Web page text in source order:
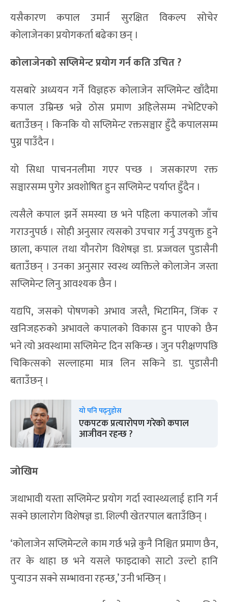
यसैकारण कपाल उमार्न सुरक्षित विकल्प सोचेर
कोलाजेनका प्रयोगकर्ता बढेका छन् ।
कोलाजेनको सप्लिमेन्ट प्रयोग गर्नकति उचित?
यसबारे अध्ययन गर्ने विज्ञहरु कोलाजेन सप्लिमेन्ट खाँदैमा
कपाल उम्रिन्छ भन्ने ठोस प्रमाण अहिलेसम्म नभेटिएको
बताउँछन् । किनकि यो सप्लिमेन्ट रक्तसञ्चार हुँदै कपालसम्म
पुग्न पाउँदैन ।
यो सिधा पाचननलीमा गएर पच्छ । जसकारण रक्त
सञ्चारसम्म पुगेर अवशोषित हुन सप्लिमेन्ट पर्याप्त हुँदैन ।
त्यसैले कपाल झर्ने समस्या छ भने पहिला कपालको जाँच
गराउनुपर्छ । सोही अनुसार त्यसको उपचार गर्नु उपयुक्त हुने
छाला, कपाल तथा यौनरोग विशेषज्ञ डा. प्रज्जवल पुडासैनी
बताउँछन् । उनका अनुसार स्वस्थ व्यक्तिले कोलाजेन जस्ता
सप्लिमेन्ट लिनु आवश्यक छैन ।
यद्यपि, जसको पोषणको अभाव जस्तै, भिटामिन, जिंक र
खनिजहरुको अभावले कपालको विकास हुन पाएको छैन
भने त्यो अवस्थामा सप्लिमेन्ट दिन सकिन्छ । जुन परीक्षणपछि
चिकित्सको सल्लाहमा मात्र लिन सकिने डा. पुडासैनी
बताउँछन् ।
यो पनि पढ्नुहोस
एकपटक प्रत्यारोपण गरेको कपाल
आजीवन रहन्छ ?
जोखिम
जथाभावी यस्ता सप्लिमेन्ट प्रयोग गर्दा स्वास्थ्यलाई हानि गर्न
सक्ने छालारोग विशेषज्ञ डा. शिल्पी खेतरपाल बताउँछिन् ।
‘कोलाजेन सप्लिमेन्टले काम गर्छ भन्ने कुनै निश्चित प्रमाण छैन,
तर के थाहा छ भने यसले फाइदाको साटो उल्टो हानि
पुर्‍याउन सक्ने सम्भावना रहन्छ,’ उनी भन्छिन् ।